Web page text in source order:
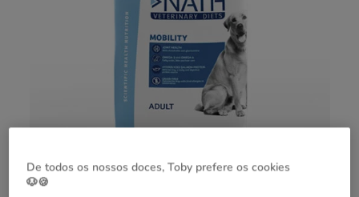
De todos os nossos doces, Toby prefere os cookies
🐶🍪